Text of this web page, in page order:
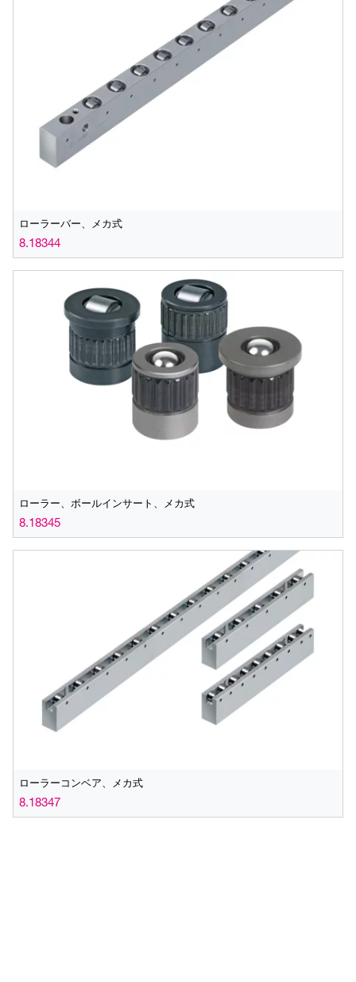
ローラーバー、メカ式
8.18344
ローラー、ボールインサート、メカ式
8.18345
ローラーコンベア、メカ式
8.18347